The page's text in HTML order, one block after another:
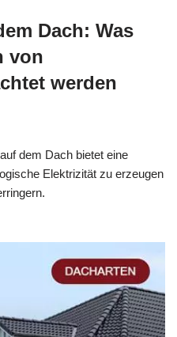
Dach: Was
von
werden
dem Dach bietet eine
Elektrizität zu erzeugen